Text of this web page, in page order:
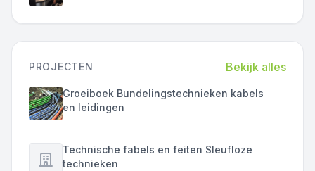
PROJECTEN Bekijk alles
Groeiboek Bundelingstechnieken kabels
en leidingen
Technische fabels en feiten Sleufloze
technieken